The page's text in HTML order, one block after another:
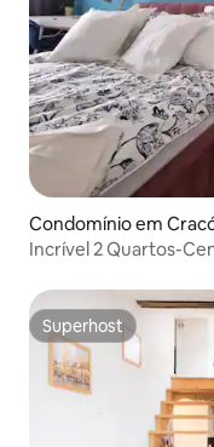
Condomínio em
Incrível 2 Quartos-
Superhost
Superhost